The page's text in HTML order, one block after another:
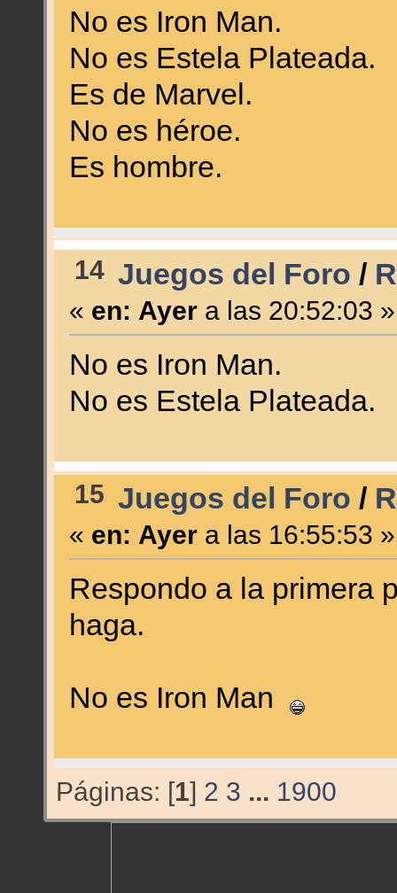
No es Iron Man.
No es Estela Plateada.
Es de Marvel.
No es héroe.
Es hombre.
14 Juegos del Foro /
« en: Ayera las 20:52:03 »
No es Iron Man.
No es Estela Plateada.
15 Juegos del Foro /
« en: Ayera las 16:55:53 »
Respondo a la primera
haga.
No es Iron Man
Páginas: [1] 2 3 ... 1900